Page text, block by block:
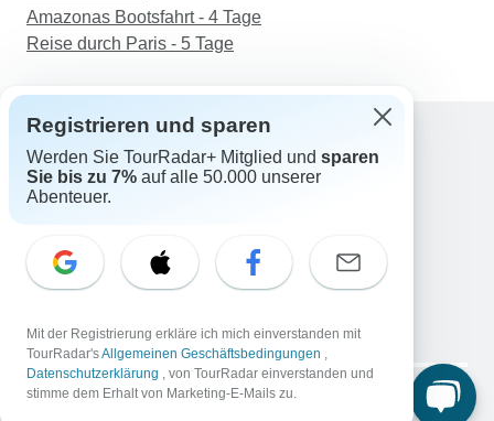
Amazonas Bootsfahrt - 4 Tage
Reise durch Paris - 5 Tage
Support
Kontakt
Schweiz +41 225 183 195
E-Mail: support@tourradar.com
EN DE ES FR NL
Copyright © TourRadar. Alle Rechte vorbehalten.
Registrieren und sparen
Werden Sie TourRadar+ Mitglied und sparen
Sie bis zu 7% auf alle 50.000 unserer
Abenteuer.
Mit der Registrierung erkläre ich mich einverstanden mit
TourRadar'sAllgemeinen Geschäftsbedingungen ,
Datenschutzerklärung , von TourRadar einverstanden und
stimme dem Erhalt von Marketing-E-Mails zu.